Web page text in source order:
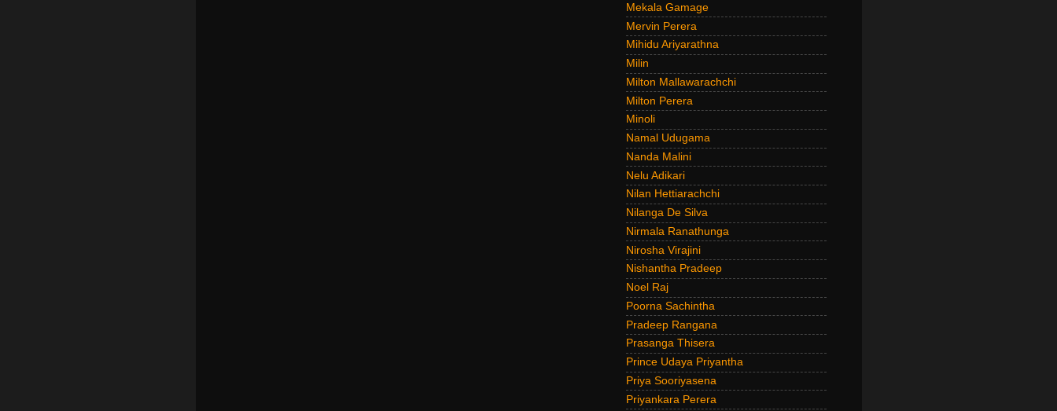
Mekala Gamage
Mervin Perera
Mihidu Ariyarathna
Milin
Milton Mallawarachchi
Milton Perera
Minoli
Namal Udugama
Nanda Malini
Nelu Adikari
Nilan Hettiarachchi
Nilanga De Silva
Nirmala Ranathunga
Nirosha Virajini
Nishantha Pradeep
Noel Raj
Poorna Sachintha
Pradeep Rangana
Prasanga Thisera
Prince Udaya Priyantha
Priya Sooriyasena
Priyankara Perera